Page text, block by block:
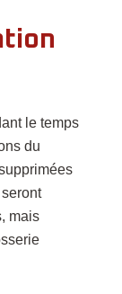
le temps
du
mais